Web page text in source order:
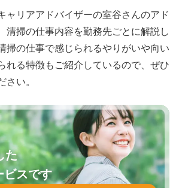
ャリアアドバイザーの室谷さんのアド
清掃の仕事内容を勤務先ごとに解説し
掃の仕事で感じられるやりがいや向い
れる特徴もご紹介しているので、ぜひ
い。
た
ビスです